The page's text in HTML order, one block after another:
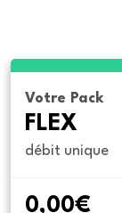
Votre Pack
FLEX
débit unique
0,00€